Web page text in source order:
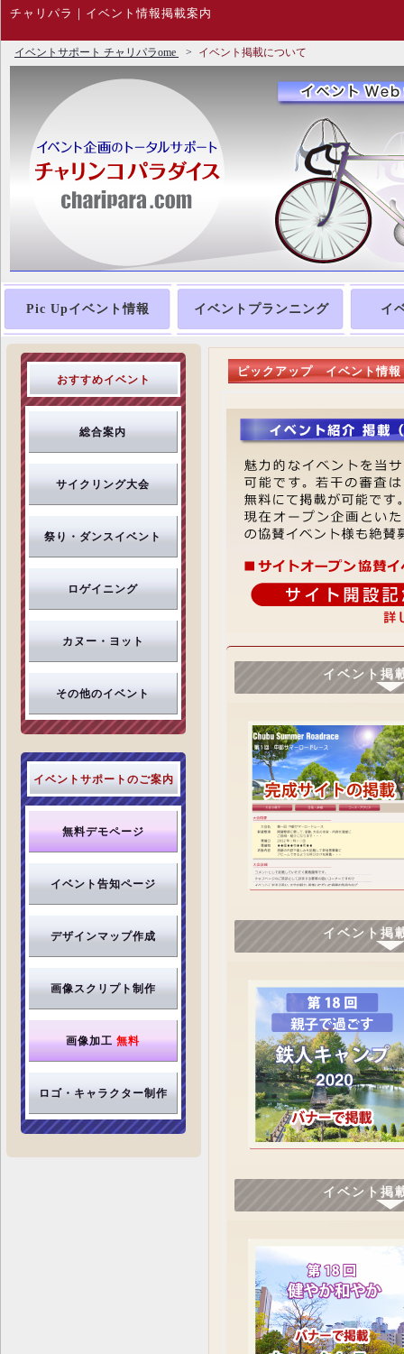
チャリパラ｜イベント情報掲載案内
イベントサポート チャリパラome イベント掲載について
Pic Upイベント情報 イベントプランニング イ
おすすめイベント
総合案内
サイクリング大会
祭り・ダンスイベント
ロゲイニング
カヌー・ヨット
その他のイベント
イベントサポートのご案内
無料デモページ
イベント告知ページ
デザインマップ作成
画像スクリプト制作
画像加工無料
ロゴ・キャラクター制作
ピックアップ イベント情報
イベント掲
イベント掲
イベント掲